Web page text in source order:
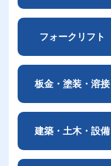
フォークリフト
板金・塗装・溶接
建築・土木・設備